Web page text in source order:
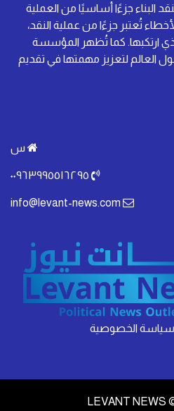
البناء جزءًا أساسيًا من العملية
تُعتبر جزءًا من عملية النقد،
ارتكبها. كما تُظهر المؤسسة
العالم لتعزيز مهمتها في تقديم
س
info@levant-news.com
سياسة الخصوصية
LEVANT NEWS